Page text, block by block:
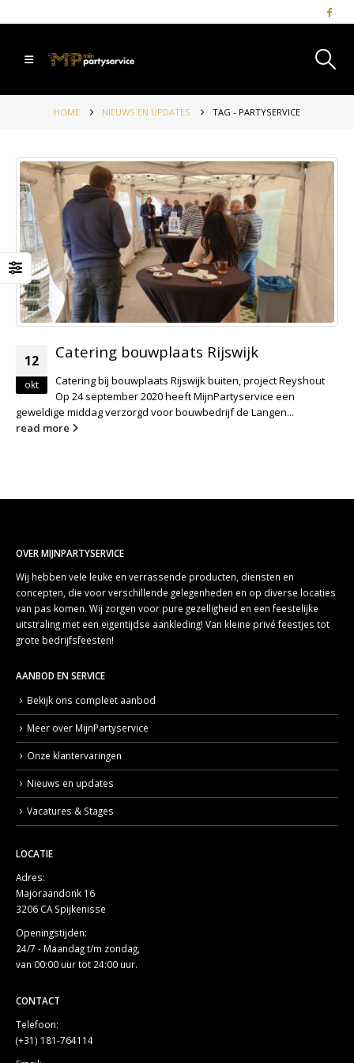
HOME NIEUWS EN UPDATES TAG - PARTYSERVICE
12
okt
Catering bouwplaats Rijswijk
Catering bij bouwplaats Rijswijk buiten, project Reyshout
Op 24 september 2020 heeft MijnPartyservice een
geweldige middag verzorgd voor bouwbedrijf de Langen...
read more
OVER MIJNPARTYSERVICE
Wij hebben vele leuke en verrassende producten, diensten en
concepten, die voor verschillende gelegenheden en op diverse locaties
van pas komen. Wij zorgen voor pure gezelligheid en een feestelijke
uitstraling met een eigentijdse aankleding! Van kleine privé feestjes tot
grote bedrijfsfeesten!
AANBOD EN SERVICE
Bekijk ons compleet aanbod
Meer over MijnPartyservice
Onze klantervaringen
Nieuws en updates
Vacatures & Stages
LOCATIE
Adres:
Majoraandonk 16
3206 CA Spijkenisse
Openingstijden:
24/7 - Maandag t/m zondag,
van 00:00 uur tot 24:00 uur.
CONTACT
Telefoon:
(+31) 181-764114